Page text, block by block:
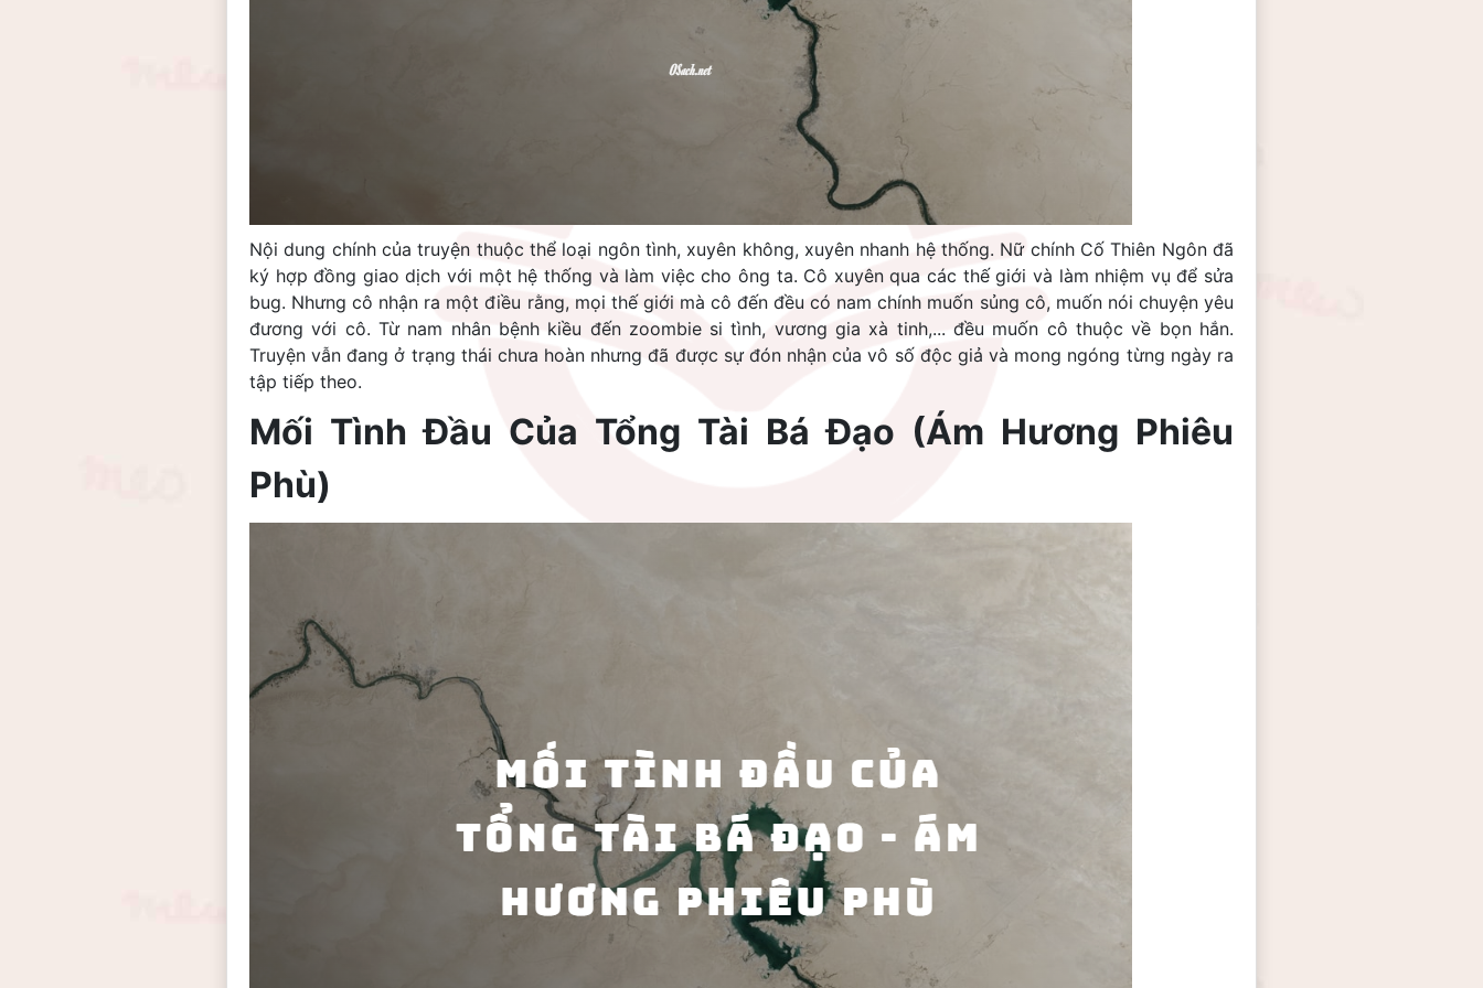
Nội dung chính của truyện thuộc thể loại ngôn tình, xuyên không, xuyên nhanh hệ thống. Nữ chính Cố Thiên Ngôn đã
ký hợp đồng giao dịch với một hệ thống và làm việc cho ông ta. Cô xuyên qua các thế giới và làm nhiệm vụ để sửa
bug. Nhưng cô nhận ra một điều rằng, mọi thế giới mà cô đến đều có nam chính muốn sủng cô, muốn nói chuyện yêu
đương với cô. Từ nam nhân bệnh kiều đến zoombie si tình, vương gia xà tinh,... đều muốn cô thuộc về bọn hắn.
Truyện vẫn đang ở trạng thái chưa hoàn nhưng đã được sự đón nhận của vô số độc giả và mong ngóng từng ngày ra
tập tiếp theo.
Mối Tình Đầu Của Tổng Tài Bá Đạo (Ám Hương Phiêu
Phù)